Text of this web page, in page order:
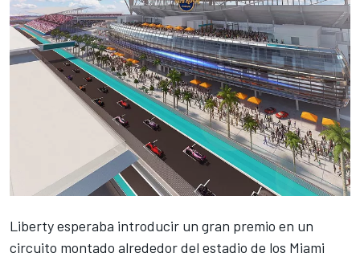
Liberty esperaba introducir un gran premio en un
circuito montado alrededordel estadio de los Miami